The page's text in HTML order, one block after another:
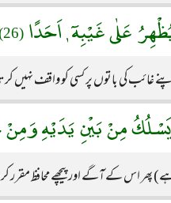
عَلٰى غَيْبِهٓ ٖ اَحَدًا (26)
غائب کی باتوں پر کسی کو واقف نہیں
مِنْ بَيْنِ يَدَيْهِ
پھر اس کے آگے اور پیچھے محافظ مقرر